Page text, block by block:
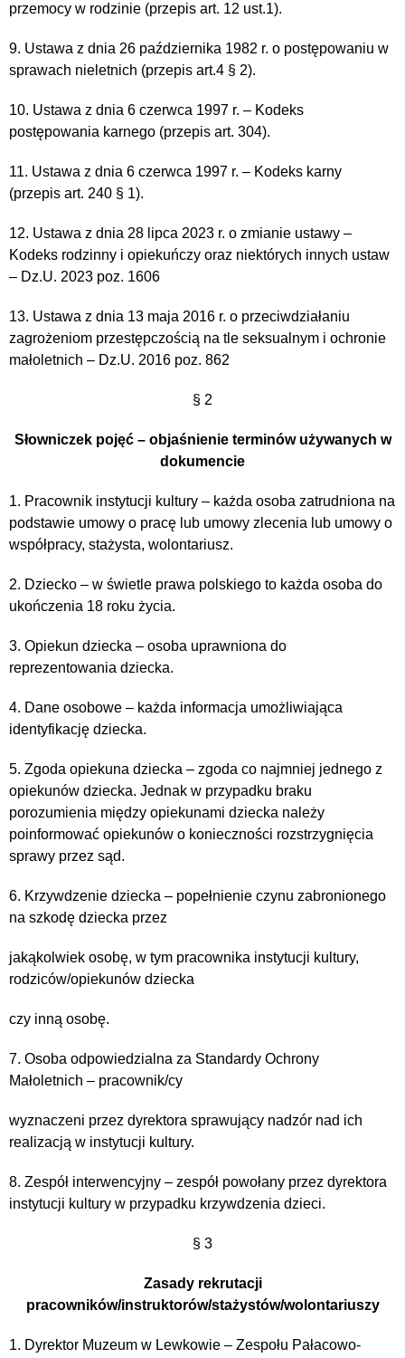
przemocy w rodzinie (przepis art. 12 ust.1).
9. Ustawa z dnia 26 października 1982 r. o postępowaniu w
sprawach nieletnich (przepis art.4 § 2).
10. Ustawa z dnia 6 czerwca 1997 r. – Kodeks
postępowania karnego (przepis art. 304).
11. Ustawa z dnia 6 czerwca 1997 r. – Kodeks karny
(przepis art. 240 § 1).
12. Ustawa z dnia 28 lipca 2023 r. o zmianie ustawy –
Kodeks rodzinny i opiekuńczy oraz niektórych innych ustaw
– Dz.U. 2023 poz. 1606
13. Ustawa z dnia 13 maja 2016 r. o przeciwdziałaniu
zagrożeniom przestępczością na tle seksualnym i ochronie
małoletnich – Dz.U. 2016 poz. 862
§ 2
Słowniczek pojęć – objaśnienie terminów używanych w
dokumencie
1. Pracownik instytucji kultury – każda osoba zatrudniona na
podstawie umowy o pracę lub umowy zlecenia lub umowy o
współpracy, stażysta, wolontariusz.
2. Dziecko – w świetle prawa polskiego to każda osoba do
ukończenia 18 roku życia.
3. Opiekun dziecka – osoba uprawniona do
reprezentowania dziecka.
4. Dane osobowe – każda informacja umożliwiająca
identyfikację dziecka.
5. Zgoda opiekuna dziecka – zgoda co najmniej jednego z
opiekunów dziecka. Jednak w przypadku braku
porozumienia między opiekunami dziecka należy
poinformować opiekunów o konieczności rozstrzygnięcia
sprawy przez sąd.
6. Krzywdzenie dziecka – popełnienie czynu zabronionego
na szkodę dziecka przez
jakąkolwiek osobę, w tym pracownika instytucji kultury,
rodziców/opiekunów dziecka
czy inną osobę.
7. Osoba odpowiedzialna za Standardy Ochrony
Małoletnich – pracownik/cy
wyznaczeni przez dyrektora sprawujący nadzór nad ich
realizacją w instytucji kultury.
8. Zespół interwencyjny – zespół powołany przez dyrektora
instytucji kultury w przypadku krzywdzenia dzieci.
§ 3
Zasady rekrutacji
pracowników/instruktorów/stażystów/wolontariuszy
1. Dyrektor Muzeum w Lewkowie – Zespołu Pałacowo-